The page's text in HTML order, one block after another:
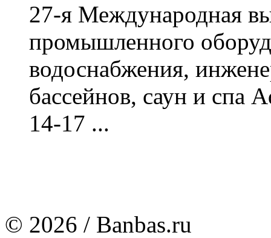
27-я Международная
промышленного
водоснабжения,
бассейнов, саун и спа
14-17 ...
© 2026 / Banbas.ru